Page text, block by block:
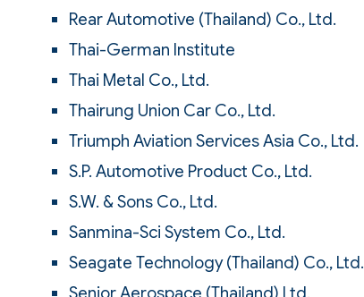
Rear Automotive (Thailand) Co., Ltd.
Thai-German Institute
Thai Metal Co., Ltd.
Thairung Union Car Co., Ltd.
Triumph Aviation Services Asia Co., Ltd.
S.P. Automotive Product Co., Ltd.
S.W. & Sons Co., Ltd.
Sanmina-Sci System Co., Ltd.
Seagate Technology (Thailand) Co., Ltd.